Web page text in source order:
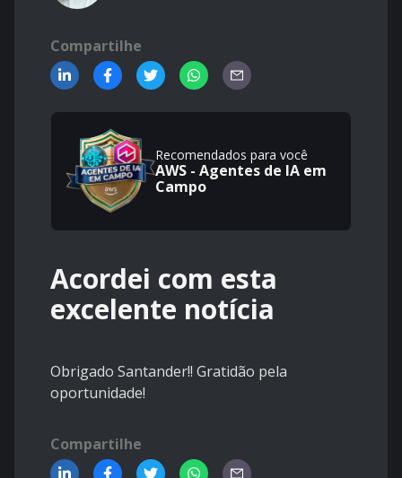
Compartilhe
Recomendados para você
AWS - Agentes de IA em
Campo
Acordei com esta
excelente notícia
Obrigado Santander!! Gratidão pela
oportunidade!
Compartilhe